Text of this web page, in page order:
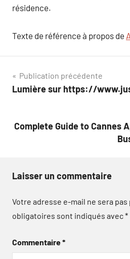
résidence.
Texte de référence à propos de
Navigation
de
Publication précédente
Lumière sur https://
Complete Guide to Cannes
Laisser un commentaire
Votre adresse e-mail ne sera pas
obligatoires sont indiqués avec*
Commentaire*